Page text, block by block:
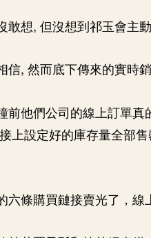
敢想, 但沒想到祁玉會主動
信, 然而底下傳來的實時
前他們公司的線上訂單
上設定好的庫存量全部
六條購買鏈接賣光了，線